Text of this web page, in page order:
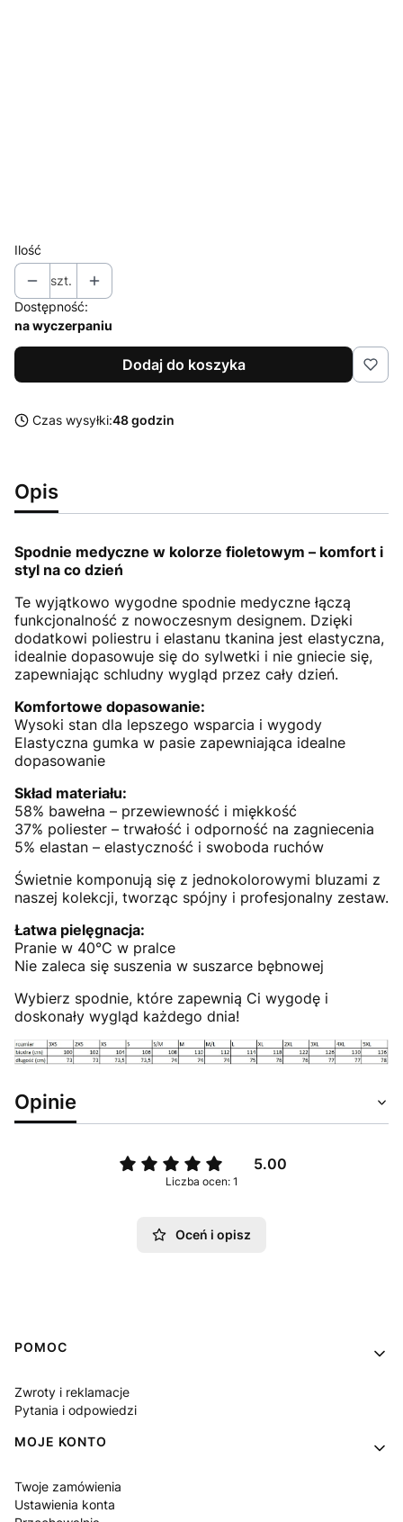
Ilość
szt.
Dostępność:
na wyczerpaniu
Dodaj do koszyka
Czas wysyłki:48 godzin
Opis
Spodnie medyczne w kolorze fioletowym – komfort i
styl na co dzień
Te wyjątkowo wygodne spodnie medyczne łączą
funkcjonalność z nowoczesnym designem. Dzięki
dodatkowi poliestru i elastanu tkanina jest elastyczna,
idealnie dopasowuje się do sylwetki i nie gniecie się,
zapewniając schludny wygląd przez cały dzień.
Komfortowe dopasowanie:
Wysoki stan dla lepszego wsparcia i wygody
Elastyczna gumka w pasie zapewniająca idealne
dopasowanie
Skład materiału:
58% bawełna – przewiewność i miękkość
37% poliester – trwałość i odporność na zagniecenia
5% elastan – elastyczność i swoboda ruchów
Świetnie komponują się z jednokolorowymi bluzami z
naszej kolekcji, tworząc spójny i profesjonalny zestaw.
Łatwa pielęgnacja:
Pranie w 40°C w pralce
Nie zaleca się suszenia w suszarce bębnowej
Wybierz spodnie, które zapewnią Ci wygodę i
doskonały wygląd każdego dnia!
Opinie
5.00
Liczba ocen: 1
Oceń i opisz
Linki w stopce
POMOC
Zwroty i reklamacje
Pytania i odpowiedzi
MOJE KONTO
Twoje zamówienia
Ustawienia konta